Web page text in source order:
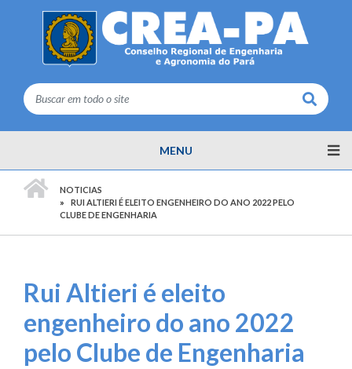
Buscar
MENU
NOTICIAS
RUI ALTIERI É ELEITO ENGENHEIRO DO ANO 2022 PELO
CLUBE DE ENGENHARIA
Rui Altieri é eleito
engenheiro do ano 2022
pelo Clube de Engenharia